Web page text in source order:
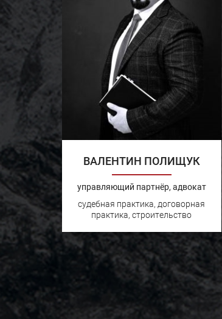
ВАЛЕНТИН ПОЛИЩУК
управляющий партнёр, адвокат
судебная практика, договорная
практика, строительство